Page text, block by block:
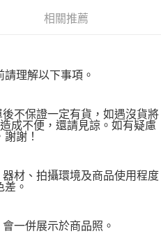
度不足之情形，本公司將視審查結果
相關推薦
理解以下事項。
不保證一定有貨，如遇沒貨將
成不便，還請見諒。如有疑慮
謝！
材、拍攝環境及商品使用程度
。
一併展示於商品照。